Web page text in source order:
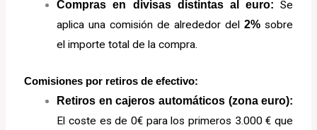
Compras en divisas distintas al euro: Se
aplica una comisión de alrededor del2% sobre
el importe total de la compra.
Comisiones por retiros de efectivo:
Retiros en cajeros automáticos (zona euro):
El coste es de 0€ para los primeros 3.000 € que